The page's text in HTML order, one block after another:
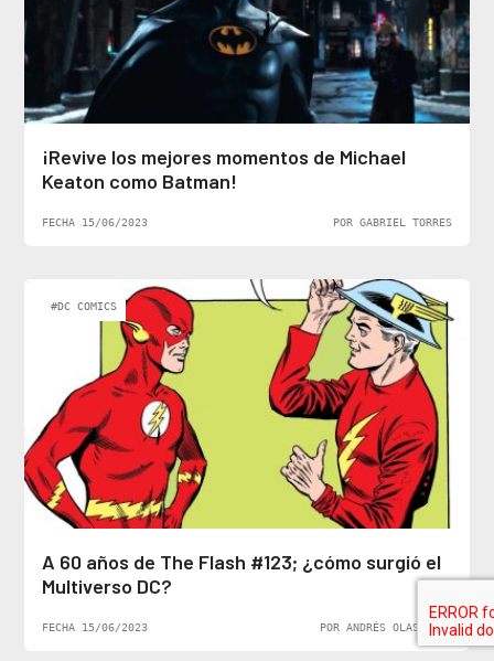
¡Revive los mejores momentos de Michael
Keaton como Batman!
FECHA 15/06/2023 POR GABRIEL TORRES
#DC COMICS
A 60 años de The Flash #123; ¿cómo surgió el
Multiverso DC?
FECHA 15/06/2023 POR ANDRÉS OLASCOAGA